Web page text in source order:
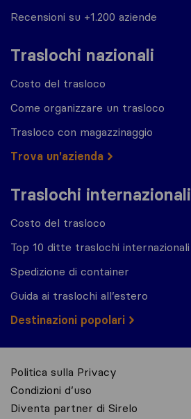
Recensioni su +1.200 aziende
Traslochi nazionali
Costo del trasloco
Come organizzare un trasloco
Trasloco con magazzinaggio
Trova un'azienda
Traslochi internazionali
Costo del trasloco
Top 10 ditte traslochi internazionali
Spedizione di container
Guida ai traslochi all’estero
Destinazioni popolari
Politica sulla Privacy
Condizioni d’uso
Diventa partner di Sirelo